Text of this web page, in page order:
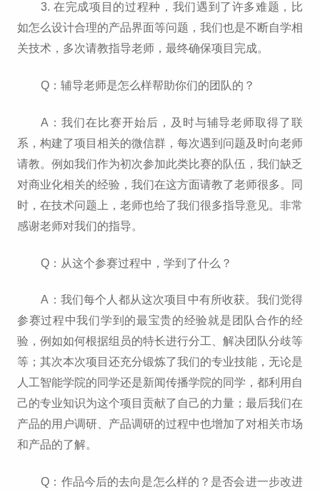
3. 在完成项目的过程种，我们遇到了许多难题，比
如怎么设计合理的产品界面等问题，我们也是不断自学相
关技术，多次请教指导老师，最终确保项目完成。
Q：辅导老师是怎么样帮助你们的团队的？
A：我们在比赛开始后，及时与辅导老师取得了联
系，构建了项目相关的微信群，每次遇到问题及时向老师
请教。例如我们作为初次参加此类比赛的队伍，我们缺乏
对商业化相关的经验，我们在这方面请教了老师很多。同
时，在技术问题上，老师也给了我们很多指导意见。非常
感谢老师对我们的指导。
Q：从这个参赛过程中，学到了什么？
A：我们每个人都从这次项目中有所收获。我们觉得
参赛过程中我们学到的最宝贵的经验就是团队合作的经
验，例如如何根据组员的特长进行分工、解决团队分歧等
等；其次本次项目还充分锻炼了我们的专业技能，无论是
人工智能学院的同学还是新闻传播学院的同学，都利用自
己的专业知识为这个项目贡献了自己的力量；最后我们在
产品的用户调研、产品调研的过程中也增加了对相关市场
和产品的了解。
Q：作品今后的去向是怎么样的？是否会进一步改进